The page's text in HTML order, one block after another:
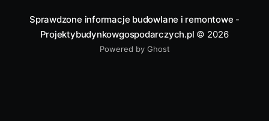
Sprawdzone informacje budowlane i remontowe -
Projektybudynkowgospodarczych.pl © 2026
Powered by Ghost